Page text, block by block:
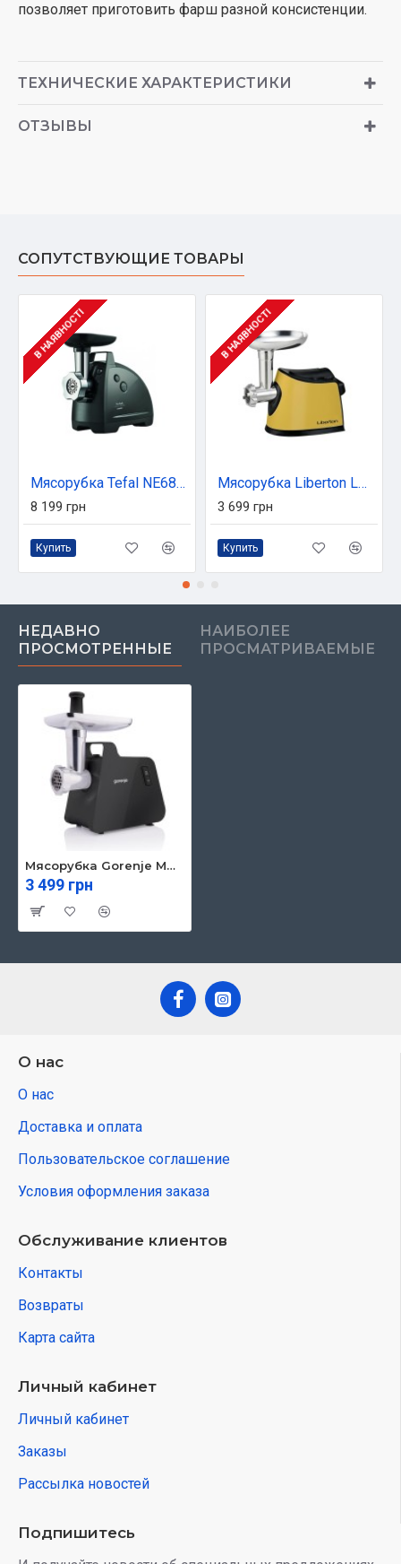
позволяет приготовить фарш разной консистенции.
ТЕХНИЧЕСКИЕ ХАРАКТЕРИСТИКИ
ОТЗЫВЫ
СОПУТСТВУЮЩИЕ ТОВАРЫ
В НАЯВНОСТІ
Мясорубка Tefal NE685838
8 199 грн
Купить
В НАЯВНОСТІ
Мясорубка Liberton LMG-28 BST (LMG-28BST)
3 699 грн
Купить
НЕДАВНО
ПРОСМОТРЕННЫЕ
НАИБОЛЕЕ
ПРОСМАТРИВАЕМЫЕ
Мясорубка Gorenje MG2001SB
3 499 грн
О нас
О нас
Доставка и оплата
Пользовательское соглашение
Условия оформления заказа
Обслуживание клиентов
Контакты
Возвраты
Карта сайта
Личный кабинет
Личный кабинет
Заказы
Рассылка новостей
Подпишитесь